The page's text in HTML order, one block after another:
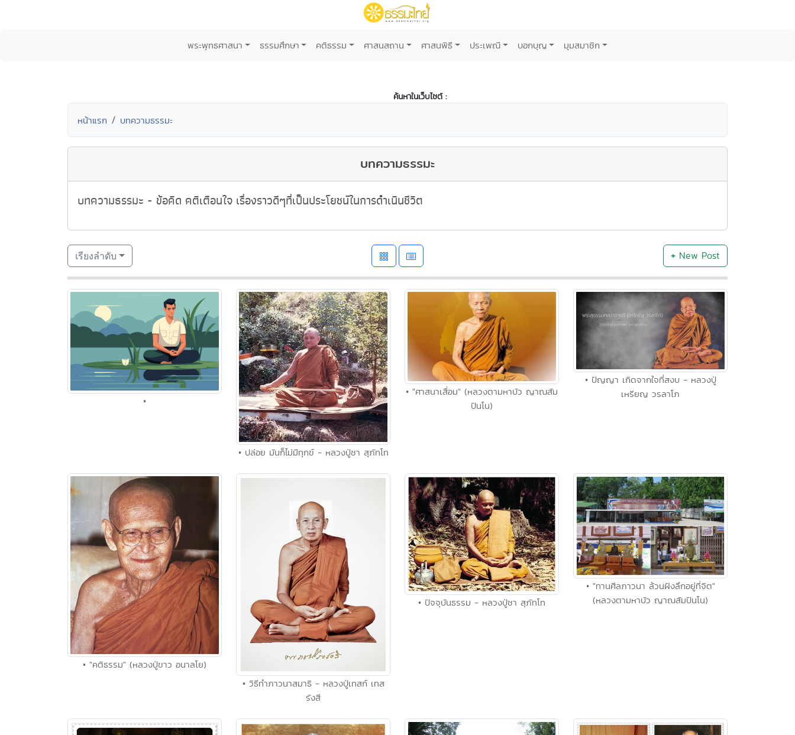
พระพุทธศาสนา ธรรมศึกษา คติธรรม ศาสนสถาน ศาสนพิธี ประเพณี บอกบุญ มุมสมาชิก
ค้นหาในเว็บไซต์ :
หน้าแรก บทความธรรมะ
บทความธรรมะ
บทความธรรมะ - ข้อคิด คติเตือนใจ เรื่องราวดีๆที่เป็นประโยชน์ในการดำเนินชีวิต
เรียงลำดับ + New Post
•
• ปล่อย มันก็ไม่มีทุกข์ - หลวงปู่ชา สุภัทโท
• "ศาสนาเสื่อม" (หลวงตามหาบัว ญาณสัม
ปันโน)
• ปัญญา เกิดจากใจที่สงบ - หลวงปู่
เหรียญ วรลาโภ
• "คติธรรม" (หลวงปู่ขาว อนาลโย)
• วิธีทำภาวนาสมาธิ - หลวงปู่เทสก์ เทส
รังสี
• ปัจจุบันธรรม - หลวงปู่ชา สุภัทโท
• "ทานศีลภาวนา ล้วนฝังลึกอยู่ที่จิต"
(หลวงตามหาบัว ญาณสัมปันโน)